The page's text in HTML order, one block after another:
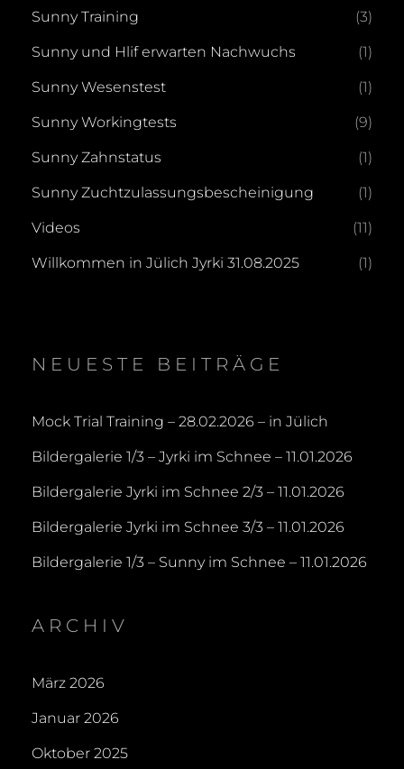
Sunny Training (3)
Sunny und Hlif erwarten Nachwuchs (1)
Sunny Wesenstest (1)
Sunny Workingtests (9)
Sunny Zahnstatus (1)
Sunny Zuchtzulassungsbescheinigung (1)
Videos (11)
Willkommen in Jülich Jyrki 31.08.2025 (1)
NEUESTE BEITRÄGE
Mock Trial Training – 28.02.2026 – in Jülich
Bildergalerie 1/3 – Jyrki im Schnee – 11.01.2026
Bildergalerie Jyrki im Schnee 2/3 – 11.01.2026
Bildergalerie Jyrki im Schnee 3/3 – 11.01.2026
Bildergalerie 1/3 – Sunny im Schnee – 11.01.2026
ARCHIV
März 2026
Januar 2026
Oktober 2025